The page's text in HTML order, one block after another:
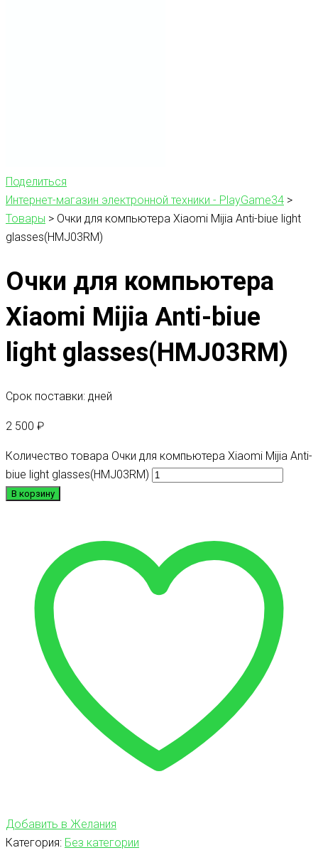
Поделиться
Интернет-магазин электронной техники - PlayGame34 >
Товары > Очки для компьютера Xiaomi Mijia Anti-biue light
glasses(HMJ03RM)
Очки для компьютера
Xiaomi Mijia Anti-biue
light glasses(HMJ03RM)
Срок поставки: дней
2 500 ₽
Количество товара Очки для компьютера Xiaomi Mijia Anti-
biue light glasses(HMJ03RM)
В корзину
Добавить в Желания
Категория: Без категории